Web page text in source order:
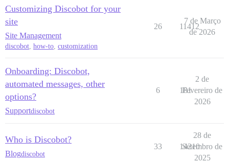
Customizing Discobot for your
site
Site Management
discobot, how-to, customization
26 11412
7 de Março
de 2026
Onboarding: Discobot,
automated messages, other
options?
Supportdiscobot
6 181
2 de
Fevereiro de
2026
Who is Discobot?
Blogdiscobot
33 14210
28 de
Setembro de
2025